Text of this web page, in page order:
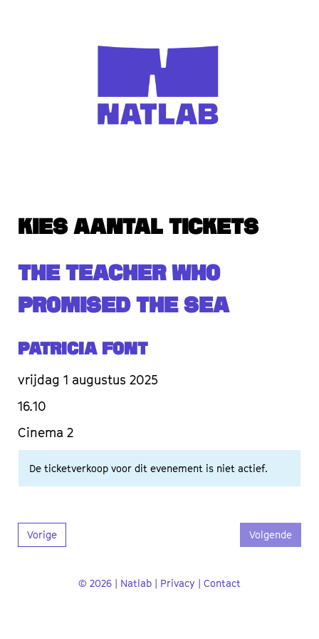
KIES AANTAL TICKETS
THE TEACHER WHO
PROMISED THE SEA
Patricia Font
vrijdag 1 augustus 2025
16.10
Cinema 2
De ticketverkoop voor dit evenement is niet actief.
Vorige Volgende
© 2026 | Natlab | Privacy | Contact